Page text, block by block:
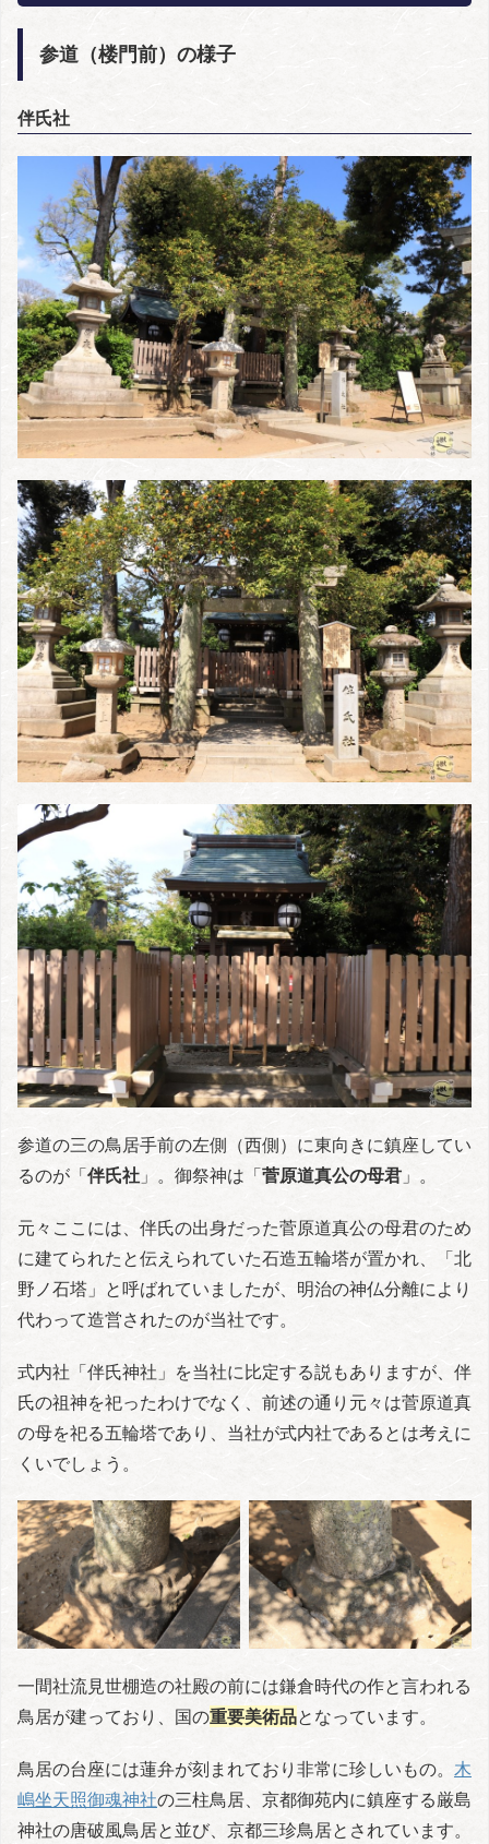
参道（楼門前）の様子
伴氏社
参道の三の鳥居手前の左側（西側）に東向きに鎮座してい
るのが「伴氏社 」。御祭神は「菅原道真公の母君 」。
元々ここには、伴氏の出身だった菅原道真公の母君のため
に建てられたと伝えられていた石造五輪塔が置かれ、「北
野ノ石塔」と呼ばれていましたが、明治の神仏分離により
代わって造営されたのが当社です。
式内社「伴氏神社」を当社に比定する説もありますが、伴
氏の祖神を祀ったわけでなく、前述の通り元々は菅原道真
の母を祀る五輪塔であり、当社が式内社であるとは考えに
くいでしょう。
一間社流見世棚造の社殿の前には鎌倉時代の作と言われる
鳥居が建っており、国の重要美術品となっています。
鳥居の台座には蓮弁が刻まれており非常に珍しいもの。 木
嶋坐天照御魂神社の三柱鳥居、京都御苑内に鎮座する厳島
神社の唐破風鳥居と並び、京都三珍鳥居とされています。